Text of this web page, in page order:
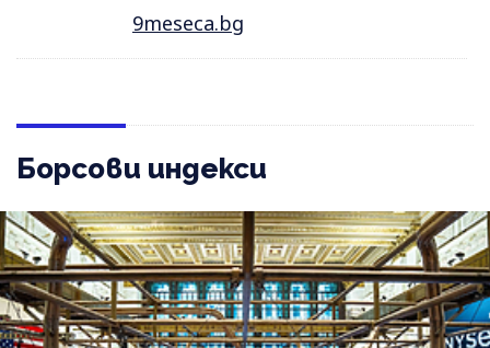
9meseca.bg
Борсови индекси